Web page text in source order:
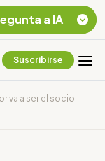
Suscribirse
va a ser el socio
a IA
Ecuador